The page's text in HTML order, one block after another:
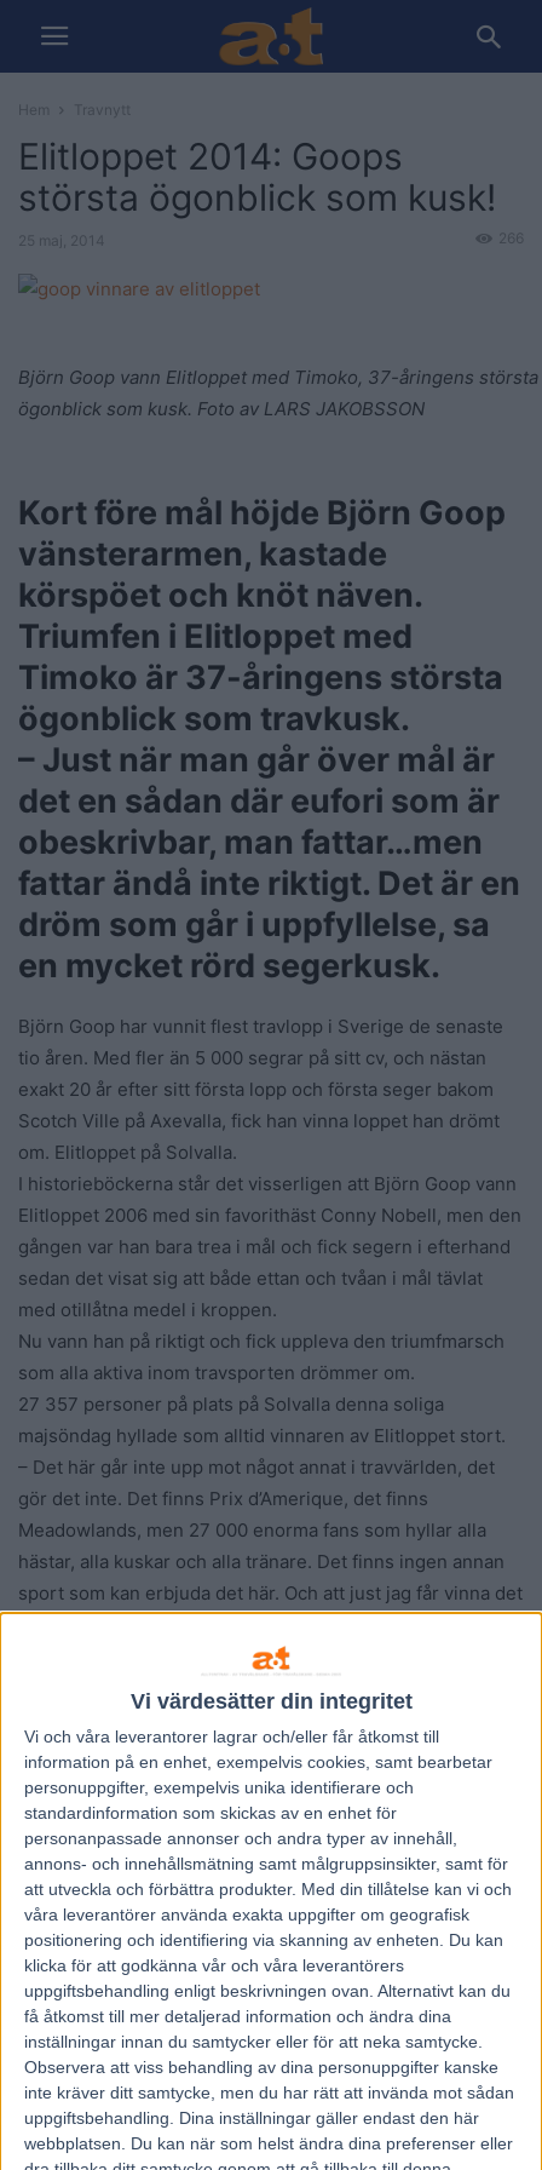
Vi värdesätter din integritet
Vi och våra leverantorer lagrar och/eller får åtkomst till
information på en enhet, exempelvis cookies, samt bearbetar
personuppgifter, exempelvis unika identifierare och
standardinformation som skickas av en enhet för
personanpassade annonser och andra typer av innehåll,
annons- och innehållsmätning samt målgruppsinsikter, samt för
att utveckla och förbättra produkter. Med din tillåtelse kan vi och
våra leverantörer använda exakta uppgifter om geografisk
positionering och identifiering via skanning av enheten. Du kan
klicka för att godkänna vår och våra leverantörers
uppgiftsbehandling enligt beskrivningen ovan. Alternativt kan du
få åtkomst till mer detaljerad information och ändra dina
inställningar innan du samtycker eller för att neka samtycke.
Observera att viss behandling av dina personuppgifter kanske
inte kräver ditt samtycke, men du har rätt att invända mot sådan
uppgiftsbehandling. Dina inställningar gäller endast den här
webbplatsen. Du kan när som helst ändra dina preferenser eller
Hem Travnytt
Elitloppet 2014: Goops
största ögonblick som kusk!
25 maj, 2014 266
Björn Goop vann Elitloppet med Timoko, 37-åringens största
ögonblick som kusk. Foto av LARS JAKOBSSON
Kort före mål höjde Björn Goop
vänsterarmen, kastade
körspöet och knöt näven.
Triumfen i Elitloppet med
Timoko är 37-åringens största
ögonblick som travkusk.
– Just när man går över mål är
det en sådan där eufori som är
obeskrivbar, man fattar…men
fattar ändå inte riktigt. Det är en
dröm som går i uppfyllelse, sa
en mycket rörd segerkusk.
Björn Goop har vunnit flest travlopp i Sverige de senaste
tio åren. Med fler än 5 000 segrar på sitt cv, och nästan
exakt 20 år efter sitt första lopp och första seger bakom
Scotch Ville på Axevalla, fick han vinna loppet han drömt
om. Elitloppet på Solvalla.
I historieböckerna står det visserligen att Björn Goop vann
Elitloppet 2006 med sin favorithäst Conny Nobell, men den
gången var han bara trea i mål och fick segern i efterhand
sedan det visat sig att både ettan och tvåan i mål tävlat
med otillåtna medel i kroppen.
Nu vann han på riktigt och fick uppleva den triumfmarsch
som alla aktiva inom travsporten drömmer om.
27 357 personer på plats på Solvalla denna soliga
majsöndag hyllade som alltid vinnaren av Elitloppet stort.
– Det här går inte upp mot något annat i travvärlden, det
gör det inte. Det finns Prix d’Amerique, det finns
Meadowlands, men 27 000 enorma fans som hyllar alla
hästar, alla kuskar och alla tränare. Det finns ingen annan
sport som kan erbjuda det här. Och att just jag får vinna det
hela familjen drömt om hela tiden, på rätt sätt, det är
fantastiskt, sa Björn Goop i segerintervjuen i vinnarcirkeln.
En taktisk triumf
Elitloppsfinalen blev en taktisk triumf för Björn Goop som
högg direkt när han fick chansen att ta ledningen och
taktpinnen med franske stjärnan Timoko.
Väl i spets var det Björn Goop som bestämde tempot och
han tilläts köra så lugnt som 1.10,7 första varvet. Redan där
var konkurrenterna i praktiken schack matt. Det spelade
sedan ingen roll att Örjan Kihlström och Panne de Moteur
(som tangerade Europarekordet på 1.08,9 i sitt försök) fick
luckan från rygg ledaren. Timoko hade sin speed sparad
och höll undan mycket enkelt i den snabba avslutningen.
Segertiden i finalen blev 1.09,5 över distansen 1609 meter,
autostart. Panne de Moteur klockades till 1.09,7 som tvåa,
medan Delicious U.S. kom i mål på 1.10,0 som trea.